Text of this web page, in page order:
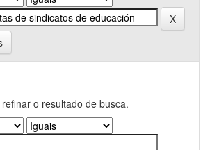
o resultado de busca.